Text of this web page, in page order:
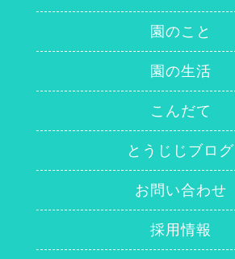
園のこと
園の生活
こんだて
とうじじブログ
お問い合わせ
採用情報